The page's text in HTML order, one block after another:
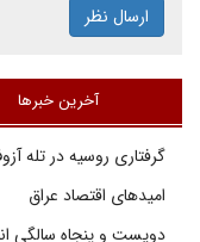
ارسال نظر
آخرین خبرها
گرفتاری روسیه در تله
امیدهای اقتصاد عراق
دویست و پنجاه سالگی